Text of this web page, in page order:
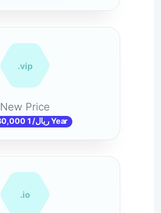
.vip
New Price
18,180,000 ریال/ 1 Year
.io